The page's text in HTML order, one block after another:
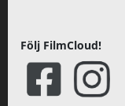
Följ FilmCloud!